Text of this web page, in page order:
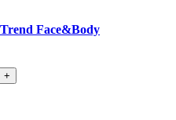
Face&Body
+